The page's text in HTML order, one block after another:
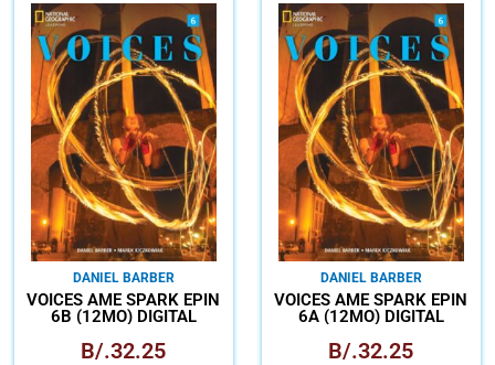
DANIEL BARBER
VOICES AME SPARK EPIN
6B (12MO) DIGITAL
B/.32.25
DANIEL BARBER
VOICES AME SPARK EPIN
6A (12MO) DIGITAL
B/.32.25